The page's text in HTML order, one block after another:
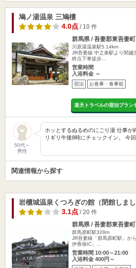
鳩ノ湯温泉 三鳩樓
4.0点/ 10 件
群馬県 / 吾妻郡東吾妻
川原湯温泉駅5.14km
JR吾妻線 中之条駅より関越
終点下車徒歩…
営業時間
入浴料金 ～
宿泊 お食事・食事処
楽天トラベルの宿泊プラン
50代～
男性
ホッとするぬるめのにごり湯 仕事が
リギリ午後8時にチェックイン。 今
関連情報から探す
岩櫃城温泉くつろぎの館（閉館しまし
3.1点/ 20 件
群馬県 / 吾妻郡東吾妻町
群馬原町駅328m
JR吾妻線「群馬原町駅」か
伊香保IC」…
営業時間 10:00～21:00
入浴料金 400円～